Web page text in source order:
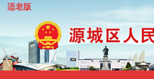
适老版